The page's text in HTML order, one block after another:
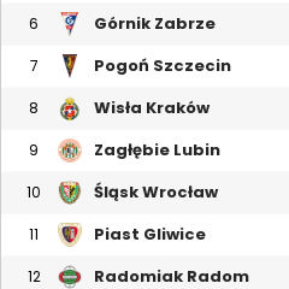
6 Górnik Zabrze
7 Pogoń Szczecin
8 Wisła Kraków
9 Zagłębie Lubin
10 Śląsk Wrocław
11 Piast Gliwice
12 Radomiak Radom